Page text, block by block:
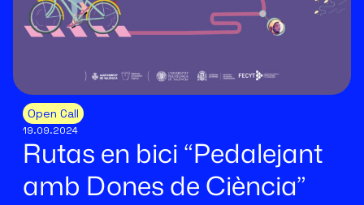
Open Call
19.09.2024
Rutas en bici “Pedalejant
amb Dones de Ciència”